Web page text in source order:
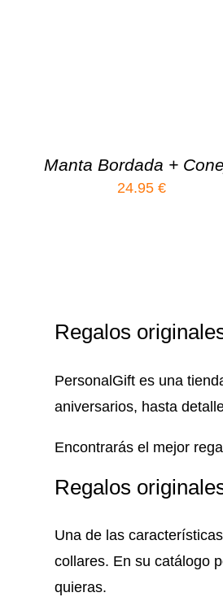
Manta Bordada +
24.95 €
Regalos
PersonalGift es una
aniversarios, hasta
Encontrarás el mejor
Regalos
Una de las
collares. En su catálogo
quieras.